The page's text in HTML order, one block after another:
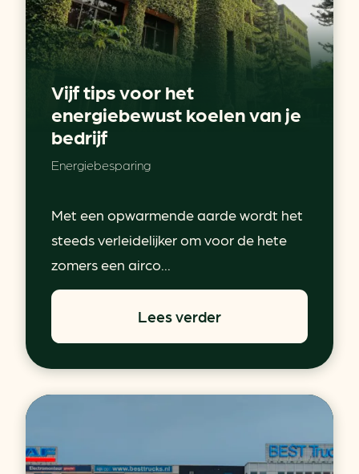
Vijf tips voor het
energiebewust koelen van je
bedrijf
Energiebesparing
Met een opwarmende aarde wordt het
steeds verleidelijker om voor de hete
zomers een airco...
Lees verder